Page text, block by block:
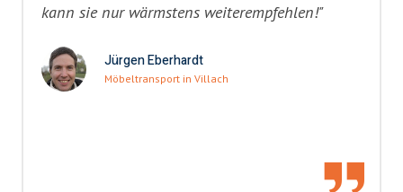
kann sie nur wärmstens weiterempfehlen!"
Jürgen Eberhardt
Möbeltransport in Villach